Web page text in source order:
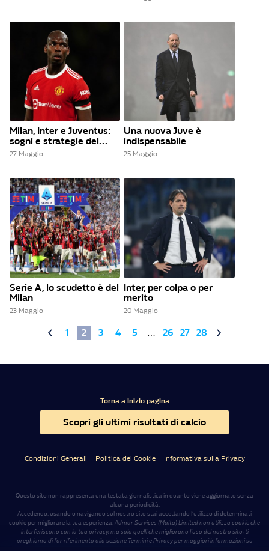
Milan, Inter e Juventus:
sogni e strategie del...
27 Maggio
Una nuova Juve è
indispensabile
25 Maggio
Serie A, lo scudetto è del
Milan
23 Maggio
Inter, per colpa o per
merito
20 Maggio
1 2 3 4 5 26 27 28
Torna a inizio pagina
Scopri gli ultimi risultati di calcio
Condizioni Generali Politica dei Cookie Informativa sulla Privacy
Questo sito non rappresenta una testata giornalistica in quanto viene aggiornato senza
alcuna periodicità.
Accedendo, usando o navigando sul nostro sito stai accettando l’utilizzo di determinati
cookie per migliorare la tua esperienza.Admar Services (Malta) Limited non utilizza cookie che
interferiscono con la tua privacy, ma solo quelli che migliorano l’uso del nostro sito, ti
preghiamo di far riferimento alla sezione Termini e Privacy per maggiori informazioni su